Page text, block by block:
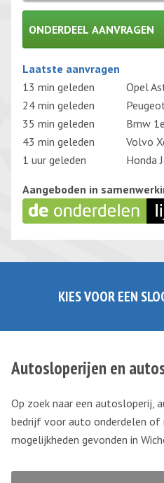
ONDERDEEL AANVRAGEN
Gelieve dit veld leeg te laten.
Laatste aanvragen
13 min geleden
Opel
24 min geleden
35 min geleden
Bmw
43 min geleden
Volvo
1 uur geleden
Honda
Aangeboden in
KIES VOOR EEN
Autosloperijen en
Op zoek naar een autosloperij,
bedrijf voor auto onderdelen of
mogelijkheden gevonden in